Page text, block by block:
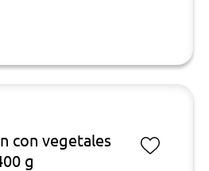
con vegetales
g